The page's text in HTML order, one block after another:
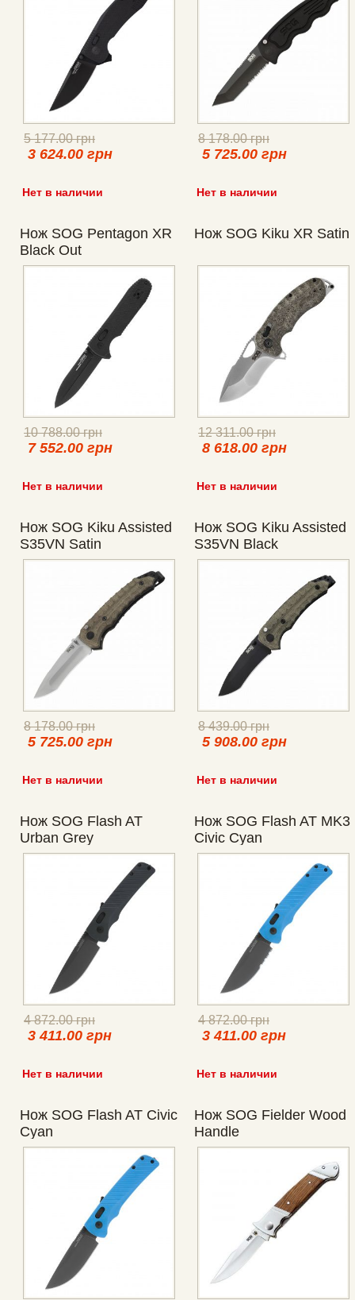
5 177.00 грн
3 624.00 грн
Нет в наличии
8 178.00 грн
5 725.00 грн
Нет в наличии
Нож SOG Pentagon XR
Black Out
10 788.00 грн
7 552.00 грн
Нет в наличии
Нож SOG Kiku XR Satin
12 311.00 грн
8 618.00 грн
Нет в наличии
Нож SOG Kiku Assisted
S35VN Satin
8 178.00 грн
5 725.00 грн
Нет в наличии
Нож SOG Kiku Assisted
S35VN Black
8 439.00 грн
5 908.00 грн
Нет в наличии
Нож SOG Flash AT
Urban Grey
4 872.00 грн
3 411.00 грн
Нет в наличии
Нож SOG Flash AT MK3
Civic Cyan
4 872.00 грн
3 411.00 грн
Нет в наличии
Нож SOG Flash AT Civic
Cyan
Нож SOG Fielder Wood
Handle